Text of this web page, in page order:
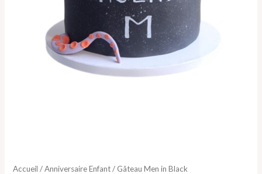
Accueil /Anniversaire Enfant/ Gâteau Men in Black